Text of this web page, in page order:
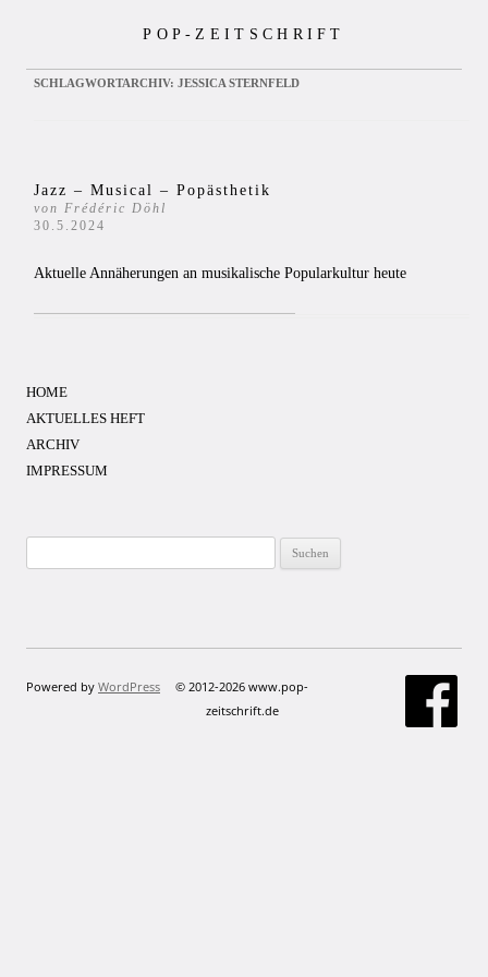
POP-ZEITSCHRIFT
SCHLAGWORTARCHIV: JESSICA STERNFELD
Jazz – Musical – Popästhetik
von Frédéric Döhl
30.5.2024
Aktuelle Annäherungen an musikalische Popularkultur heute
HOME
AKTUELLES HEFT
ARCHIV
IMPRESSUM
nach:
Powered by WordPress
© 2012-2026 www.pop-
zeitschrift.de